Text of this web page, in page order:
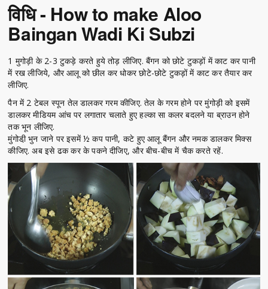
विधि - How to make Aloo
Baingan Wadi Ki Subzi
1 मुगोड़ी के 2-3 टुकड़े करते हुये तोड़ लीजिए. बैंगन को छोटे टुकड़ों में काट कर पानी
में रख लीजिये, और आलू को छील कर धोकर छोटे-छोटे टुकड़ों में काट कर तैयार कर
लीजिए.
पैन में 2 टेबल स्पून तेल डालकर गरम कीजिए. तेल के गरम होने पर मुंगोड़ी को इसमें
डालकर मीडियम आंच पर लगातार चलाते हुए हल्का सा कलर बदलने या ब्राउन होने
तक भून लीजिए.
मुंगोडी़ भुन जाने पर इसमें ½ कप पानी, कटे हुए आलू बैंगन और नमक डालकर मिक्स
कीजिए. अब इसे ढक कर के पकने दीजिए, और बीच-बीच में चैक करते रहें.